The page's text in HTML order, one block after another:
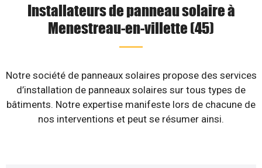
Installateurs de panneau solaire à
Menestreau-en-villette (45)
Notre société de panneaux solaires propose des services
d’installation de panneaux solaires sur tous types de
bâtiments. Notre expertise manifeste lors de chacune de
nos interventions et peut se résumer ainsi.